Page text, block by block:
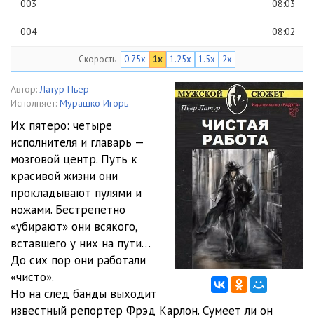
003 08:03
004 08:02
006 08:01
08:08
008 08:03
009 08:03
010 08:03
011 08:11
012 00:27
013
014 08:04
Скорость 0.75x 1x 1.25x 1.5x 2x
Автор: Латур Пьер
Исполняет: Мурашко Игорь
Их пятеро: четыре
исполнителя и главарь —
мозговой центр. Путь к
красивой жизни они
прокладывают пулями и
ножами. Бестрепетно
«убирают» они всякого,
вставшего у них на пути…
До сих пор они работали
«чисто».
Но на след банды выходит
известный репортер Фрэд Карлон. Сумеет ли он